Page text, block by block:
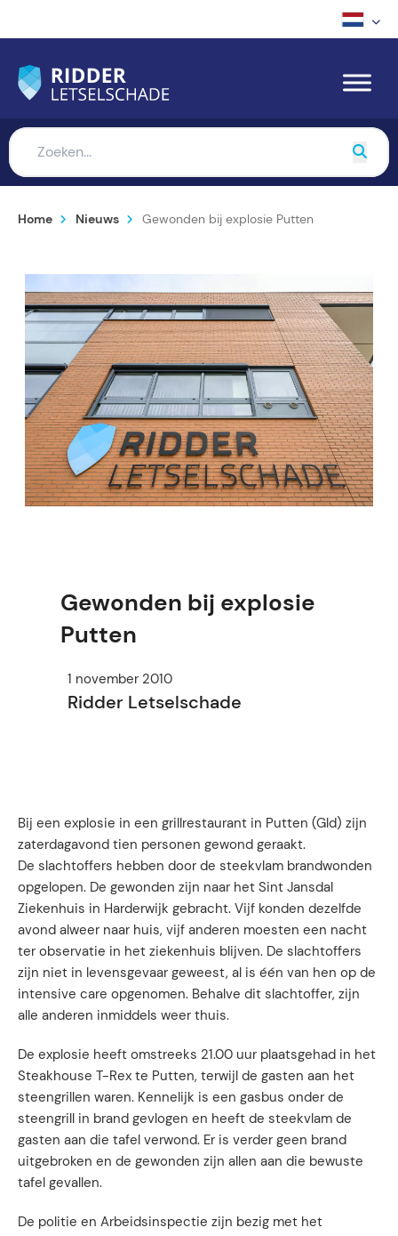
Home Nieuws Gewonden bij explosie Putten
Gewonden bij explosie
Putten
1 november 2010
Ridder Letselschade
Bij een explosie in een grillrestaurant in Putten (Gld) zijn
zaterdagavond tien personen gewond geraakt.
De slachtoffers hebben door de steekvlam brandwonden
opgelopen. De gewonden zijn naar het Sint Jansdal
Ziekenhuis in Harderwijk gebracht. Vijf konden dezelfde
avond alweer naar huis, vijf anderen moesten een nacht
ter observatie in het ziekenhuis blijven. De slachtoffers
zijn niet in levensgevaar geweest, al is één van hen op de
intensive care opgenomen. Behalve dit slachtoffer, zijn
alle anderen inmiddels weer thuis.
De explosie heeft omstreeks 21.00 uur plaatsgehad in het
Steakhouse T-Rex te Putten, terwijl de gasten aan het
steengrillen waren. Kennelijk is een gasbus onder de
steengrill in brand gevlogen en heeft de steekvlam de
gasten aan die tafel verwond. Er is verder geen brand
uitgebroken en de gewonden zijn allen aan die bewuste
tafel gevallen.
De politie en Arbeidsinspectie zijn bezig met het